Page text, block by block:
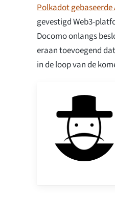
Polkadot gebaseerde
gevestigd Web3-
Docomo onlangs
eraan toevoegend
in de loop van de